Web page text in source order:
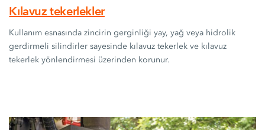
Kılavuz tekerlekler
Kullanım esnasında zincirin gerginliği yay, yağ veya hidrolik
gerdirmeli silindirler sayesinde kılavuz tekerlek ve kılavuz
tekerlek yönlendirmesi üzerinden korunur.